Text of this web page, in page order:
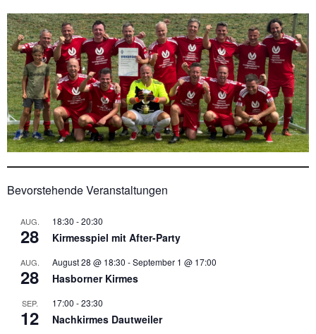
Bevorstehende Veranstaltungen
AUG.
28
18:30 -20:30
Kirmesspiel mit After-Party
AUG.
28
August 28 @ 18:30 -September 1 @ 17:00
Hasborner Kirmes
SEP.
12
17:00 -23:30
Nachkirmes Dautweiler